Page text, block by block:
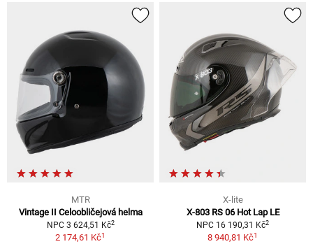
MTR
Vintage II Celoobličejová helma
NPC 3 624,51 Kč2
2 174,61 Kč1
X-lite
X-803 RS 06 Hot Lap LE
NPC 16 190,31 Kč2
8 940,81 Kč1